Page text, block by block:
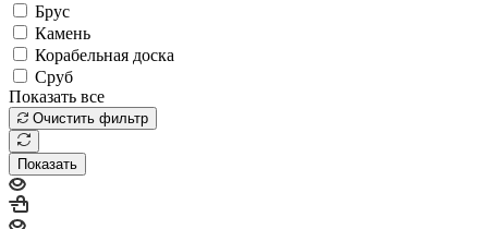
Брус
Камень
Корабельная доска
Сруб
Показать все
Очистить фильтр
Показать